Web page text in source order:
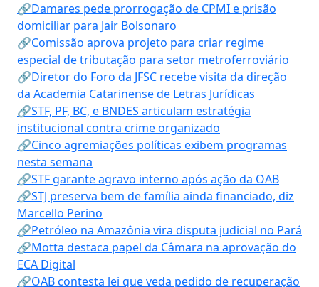
🔗Damares pede prorrogação de CPMI e prisão
domiciliar para Jair Bolsonaro
🔗Comissão aprova projeto para criar regime
especial de tributação para setor metroferroviário
🔗Diretor do Foro da JFSC recebe visita da direção
da Academia Catarinense de Letras Jurídicas
🔗STF, PF, BC, e BNDES articulam estratégia
institucional contra crime organizado
🔗Cinco agremiações políticas exibem programas
nesta semana
🔗STF garante agravo interno após ação da OAB
🔗STJ preserva bem de família ainda financiado, diz
Marcello Perino
🔗Petróleo na Amazônia vira disputa judicial no Pará
🔗Motta destaca papel da Câmara na aprovação do
ECA Digital
🔗OAB contesta lei que veda pedido de recuperação